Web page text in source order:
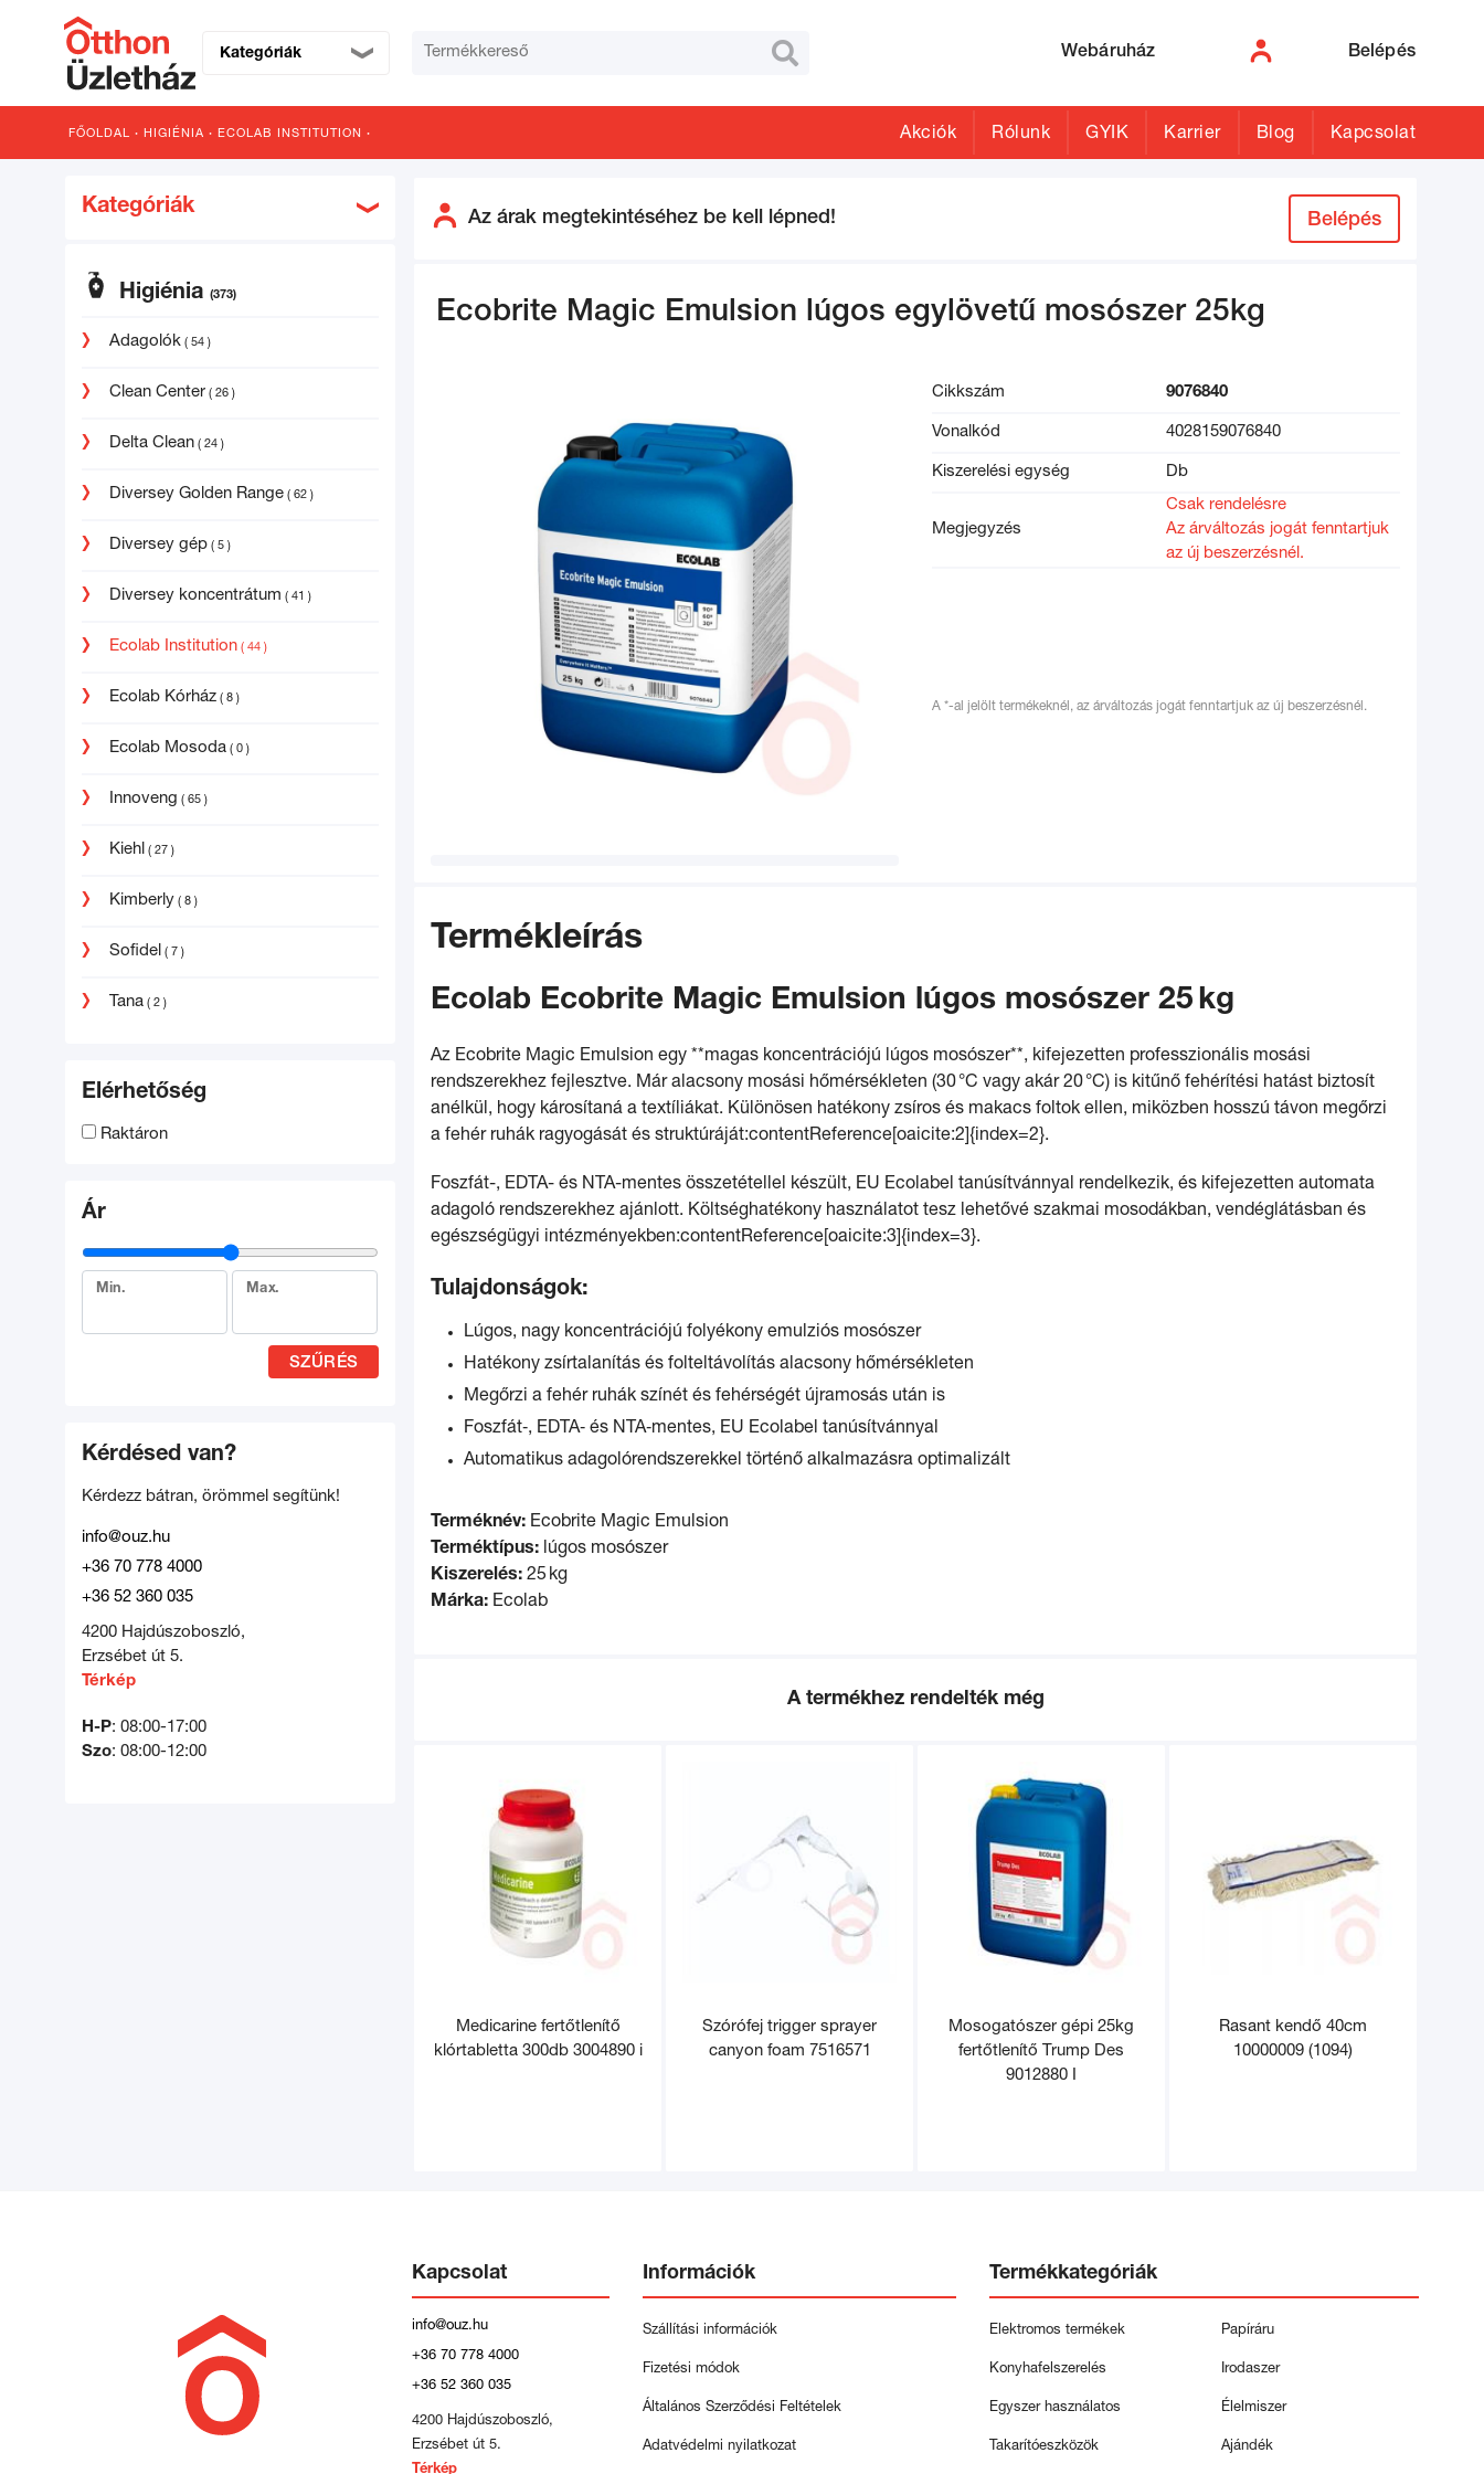
Kategóriák  Webáruház Belépés
FŐOLDAL · HIGIÉNIA · ECOLAB INSTITUTION · Akciók Rólunk GYIK Karrier Blog Kapcsolat
Kategóriák
Higiénia (373)
Adagolók ( 54 )
Clean Center ( 26 )
Delta Clean ( 24 )
Diversey Golden Range ( 62 )
Diversey gép ( 5 )
Diversey koncentrátum ( 41 )
Ecolab Institution ( 44 )
Ecolab Kórház ( 8 )
Ecolab Mosoda ( 0 )
Innoveng ( 65 )
Kiehl ( 27 )
Kimberly ( 8 )
Sofidel ( 7 )
Tana ( 2 )
Elérhetőség
Raktáron
Ár
Min. Max.
SZŰRÉS
Kérdésed van?
Kérdezz bátran, örömmel segítünk!
info@ouz.hu
+36 70 778 4000
+36 52 360 035
4200 Hajdúszoboszló,
Erzsébet út 5.
Térkép
H-P: 08:00-17:00
Szo: 08:00-12:00
Az árak megtekintéséhez be kell lépned! Belépés
Ecobrite Magic Emulsion lúgos egylövetű mosószer 25kg
Cikkszám 9076840
Vonalkód 4028159076840
Kiszerelési egység Db
Megjegyzés
Csak rendelésre
Az árváltozás jogát fenntartjuk
az új beszerzésnél.
A *-al jelölt termékeknél, az árváltozás jogát fenntartjuk az új beszerzésnél.
Termékleírás
Ecolab Ecobrite Magic Emulsion lúgos mosószer 25 kg
Az Ecobrite Magic Emulsion egy **magas koncentrációjú lúgos mosószer**, kifejezetten professzionális mosási
rendszerekhez fejlesztve. Már alacsony mosási hőmérsékleten (30 °C vagy akár 20 °C) is kitűnő fehérítési hatást biztosít
anélkül, hogy károsítaná a textíliákat. Különösen hatékony zsíros és makacs foltok ellen, miközben hosszú távon megőrzi
a fehér ruhák ragyogását és struktúráját:contentReference[oaicite:2]{index=2}.
Foszfát-, EDTA- és NTA-mentes összetétellel készült, EU Ecolabel tanúsítvánnyal rendelkezik, és kifejezetten automata
adagoló rendszerekhez ajánlott. Költséghatékony használatot tesz lehetővé szakmai mosodákban, vendéglátásban és
egészségügyi intézményekben:contentReference[oaicite:3]{index=3}.
Tulajdonságok:
Lúgos, nagy koncentrációjú folyékony emulziós mosószer
Hatékony zsírtalanítás és folteltávolítás alacsony hőmérsékleten
Megőrzi a fehér ruhák színét és fehérségét újramosás után is
Foszfát‑, EDTA‑ és NTA‑mentes, EU Ecolabel tanúsítvánnyal
Automatikus adagolórendszerekkel történő alkalmazásra optimalizált
Terméknév: Ecobrite Magic Emulsion
Terméktípus: lúgos mosószer
Kiszerelés: 25 kg
Márka: Ecolab
A termékhez rendelték még
Medicarine fertőtlenítő
klórtabletta 300db 3004890 i
Szórófej trigger sprayer
canyon foam 7516571
Mosogatószer gépi 25kg
fertőtlenítő Trump Des
9012880 I
Rasant kendő 40cm
10000009 (1094)
Kapcsolat Információk Termékkategóriák
info@ouz.hu
+36 70 778 4000
+36 52 360 035
4200 Hajdúszoboszló,
Erzsébet út 5.
Térkép
Szállítási információk
Fizetési módok
Általános Szerződési Feltételek
Adatvédelmi nyilatkozat
Elektromos termékek
Konyhafelszerelés
Egyszer használatos
Takarítóeszközök
Papíráru
Irodaszer
Élelmiszer
Ajándék